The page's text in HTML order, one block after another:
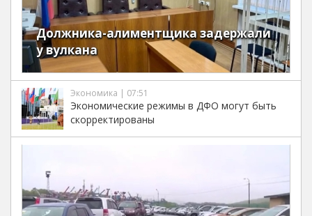
Должника-алиментщика задержали
у вулкана
Экономика | 07:51
Экономические режимы в ДФО могут быть
скорректированы